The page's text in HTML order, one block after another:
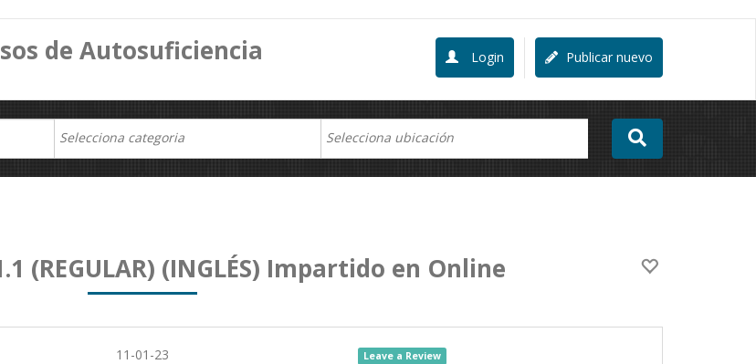
de Autosuficiencia Publicar nuevo
Login
(REGULAR) (INGLÉS) Impartido en Online
11-01-23 Leave a Review